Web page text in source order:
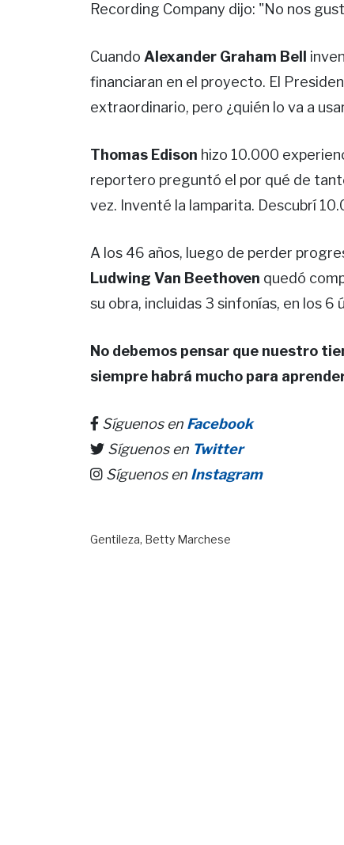
Recording Company dijo: "No nos
Cuando Alexander Graham Bell
financiaran en el proyecto. El
extraordinario, pero ¿quién lo va a
Thomas Edison hizo 10.000
reportero preguntó el por qué de
vez. Inventé la lamparita. Descubrí
A los 46 años, luego de perder
Ludwing Van Beethoven quedó
su obra, incluidas 3 sinfonías, en los 6
No debemos pensar que nuestro
siempre habrá mucho para
Síguenos en Facebook
Síguenos en Twitter
Síguenos en Instagram
Gentileza, Betty Marchese